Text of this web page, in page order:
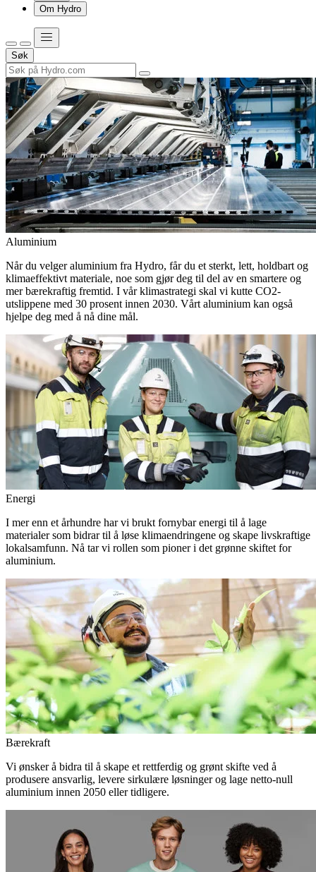
Om Hydro
Søk
Aluminium
Når du velger aluminium fra Hydro, får du et sterkt, lett, holdbart og
klimaeffektivt materiale, noe som gjør deg til del av en smartere og
mer bærekraftig fremtid. I vår klimastrategi skal vi kutte CO2-
utslippene med 30 prosent innen 2030. Vårt aluminium kan også
hjelpe deg med å nå dine mål.
Energi
I mer enn et århundre har vi brukt fornybar energi til å lage
materialer som bidrar til å løse klimaendringene og skape livskraftige
lokalsamfunn. Nå tar vi rollen som pioner i det grønne skiftet for
aluminium.
Bærekraft
Vi ønsker å bidra til å skape et rettferdig og grønt skifte ved å
produsere ansvarlig, levere sirkulære løsninger og lage netto-null
aluminium innen 2050 eller tidligere.